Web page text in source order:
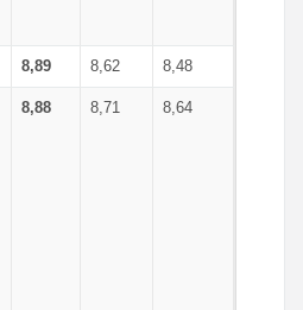
8,89 8,62 8,48
8,88 8,71 8,64